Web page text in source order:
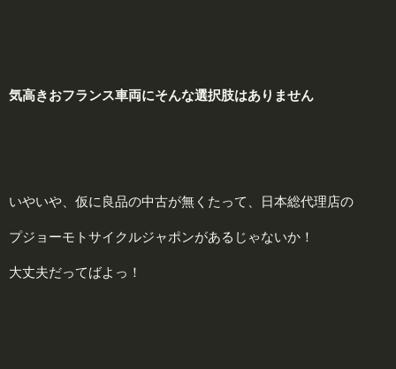
気高きおフランス車両にそんな選択肢はありません
いやいや、仮に良品の中古が無くたって、日本総代理店の
プジョーモトサイクルジャポンがあるじゃないか！
大丈夫だってばよっ！